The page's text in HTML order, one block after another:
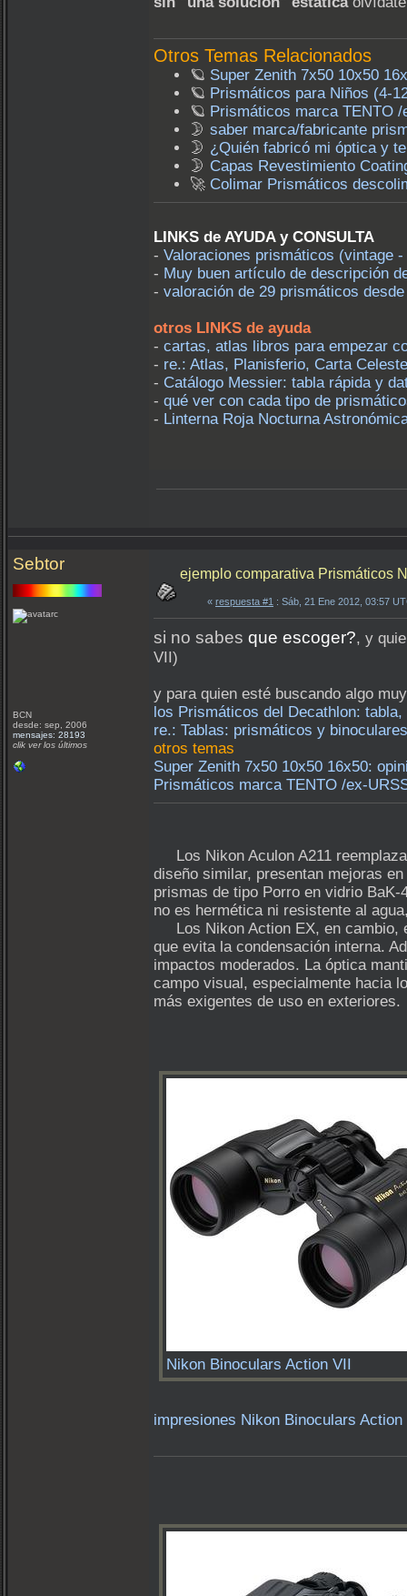
Otros Temas Relacionados
🪐 Super Zenith 7x50 10x50
🪐 Prismáticos para Niños (4-
🪐 Prismáticos marca TENTO
🌛 saber marca/fabricante
🌛 ¿Quién fabricó mi óptica y
🌛 Capas Revestimiento
🚀 Colimar Prismáticos
LINKS de AYUDA y CONSULTA
- Valoraciones prismáticos (vintage
- Muy buen artículo de descripción
- valoración de 29 prismáticos
otros LINKS de ayuda
- cartas, atlas libros para empezar
- re.: Atlas, Planisferio, Carta
- Catálogo Messier: tabla rápida y
- qué ver con cada tipo de
- Linterna Roja Nocturna
Sebtor
BCN
desde: sep, 2006
mensajes: 28193
clik ver los últimos
ejemplo comparativa Prismáticos
« respuesta #1 : Sáb, 21 Ene 2012, 03:57
si no sabes que escoger?, y
VII)
y para quien esté buscando algo
los Prismáticos del Decathlon:
re.: Tablas: prismáticos y
otros temas
Super Zenith 7x50 10x50 16x50:
Prismáticos marca TENTO /ex-
Los Nikon Aculon A211
diseño similar, presentan mejoras
prismas de tipo Porro en vidrio
no es hermética ni resistente al
Los Nikon Action EX, en cambio,
que evita la condensación interna.
impactos moderados. La óptica
campo visual, especialmente hacia
más exigentes de uso en exteriores.
Nikon Binoculars Action VII
impresiones Nikon Binoculars